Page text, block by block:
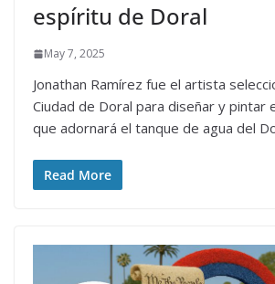
espíritu de Doral
May 7, 2025
Jonathan Ramírez fue el artista
Ciudad de Doral para diseñar y pintar
que adornará el tanque de agua del
Read More